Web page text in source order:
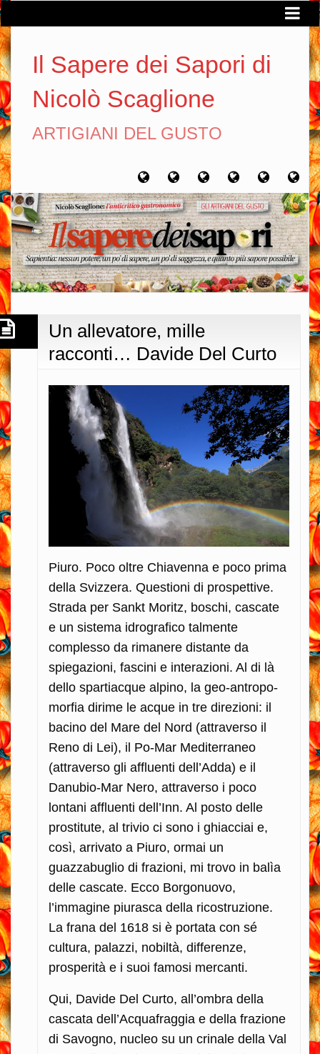
Il Sapere dei Sapori di
Nicolò Scaglione
ARTIGIANI DEL GUSTO
Home Chi
sono
Artigiani
del
gusto
Viaggi
del
gusto
Filosofia
del
gusto
Un allevatore, mille
racconti… Davide Del Curto
Piuro. Poco oltre Chiavenna e poco prima
della Svizzera. Questioni di prospettive.
Strada per Sankt Moritz, boschi, cascate
e un sistema idrografico talmente
complesso da rimanere distante da
spiegazioni, fascini e interazioni. Al di là
dello spartiacque alpino, la geo-antropo-
morfia dirime le acque in tre direzioni: il
bacino del Mare del Nord (attraverso il
Reno di Lei), il Po-Mar Mediterraneo
(attraverso gli affluenti dell’Adda) e il
Danubio-Mar Nero, attraverso i poco
lontani affluenti dell’Inn. Al posto delle
prostitute, al trivio ci sono i ghiacciai e,
così, arrivato a Piuro, ormai un
guazzabuglio di frazioni, mi trovo in balìa
delle cascate. Ecco Borgonuovo,
l’immagine piurasca della ricostruzione.
La frana del 1618 si è portata con sé
cultura, palazzi, nobiltà, differenze,
prosperità e i suoi famosi mercanti.
Qui, Davide Del Curto, all’ombra della
cascata dell’Acquafraggia e della frazione
di Savogno, nucleo su un crinale della Val